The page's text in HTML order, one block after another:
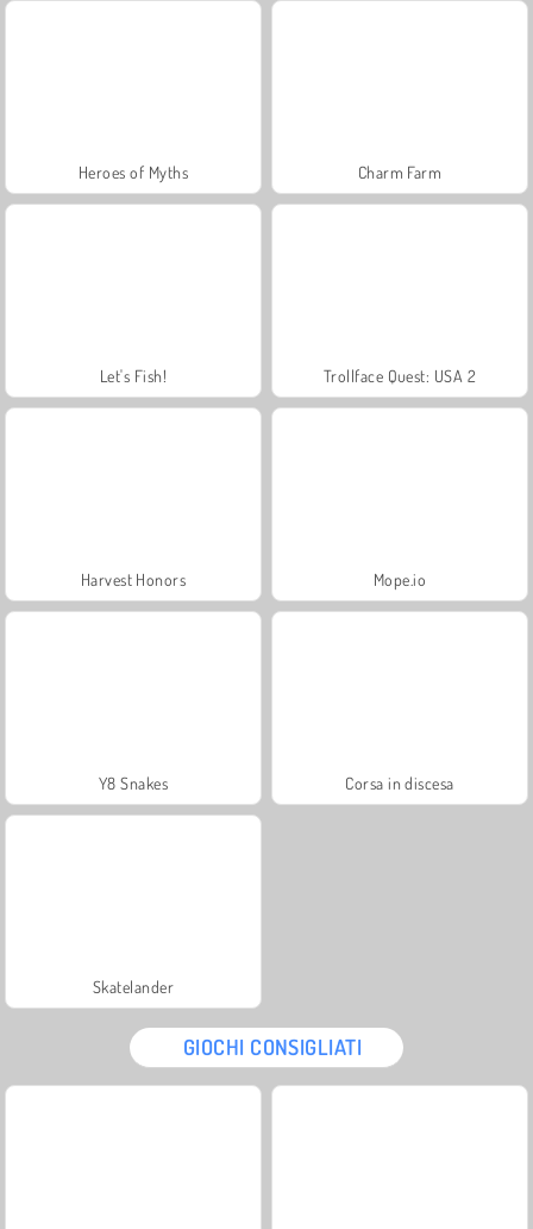
Heroes of Myths Charm Farm
Let's Fish! Trollface Quest: USA 2
Harvest Honors Mope.io
Y8 Snakes Corsa in discesa
Skatelander
GIOCHI CONSIGLIATI